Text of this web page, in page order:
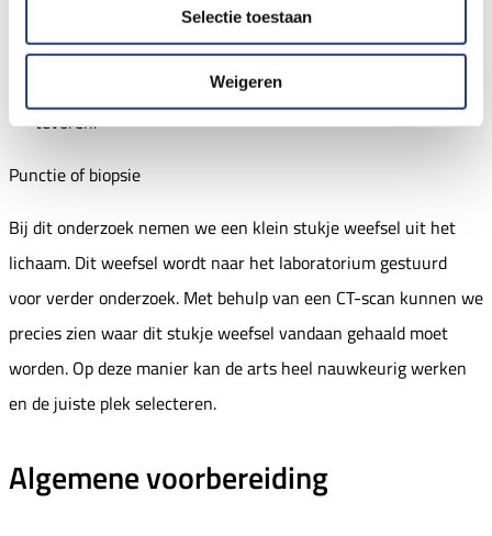
Selectie toestaan
Weigeren
Heeft u diabetes en gebruikt u insuline? Bel ons dan van
tevoren.
Punctie of biopsie
Bij dit onderzoek nemen we een klein stukje weefsel uit het
lichaam. Dit weefsel wordt naar het laboratorium gestuurd
voor verder onderzoek. Met behulp van een CT-scan kunnen we
precies zien waar dit stukje weefsel vandaan gehaald moet
worden. Op deze manier kan de arts heel nauwkeurig werken
en de juiste plek selecteren.
Algemene voorbereiding